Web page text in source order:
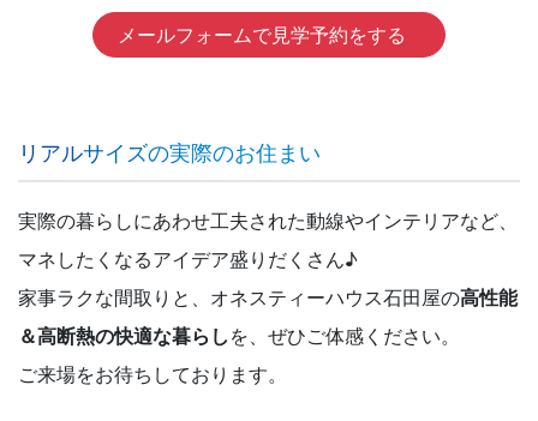
メールフォームで見学予約をする
リアルサイズの実際のお住まい
実際の暮らしにあわせ工夫された動線やインテリアなど、
マネしたくなるアイデア盛りだくさん♪
家事ラクな間取りと、オネスティーハウス石田屋の高性能
＆高断熱の快適な暮らし を、ぜひご体感ください。
ご来場をお待ちしております。